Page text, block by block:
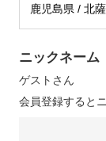
鹿児島県 / 北
ニックネーム
ゲスト さん
会員登録すると